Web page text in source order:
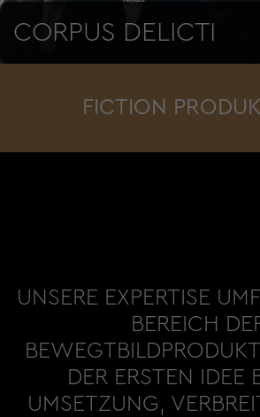
CORPUS DELICTI
FICTION
UNSERE EXPERTISE
BEREICH
DER ERSTEN IDEE
UMSETZUNG,